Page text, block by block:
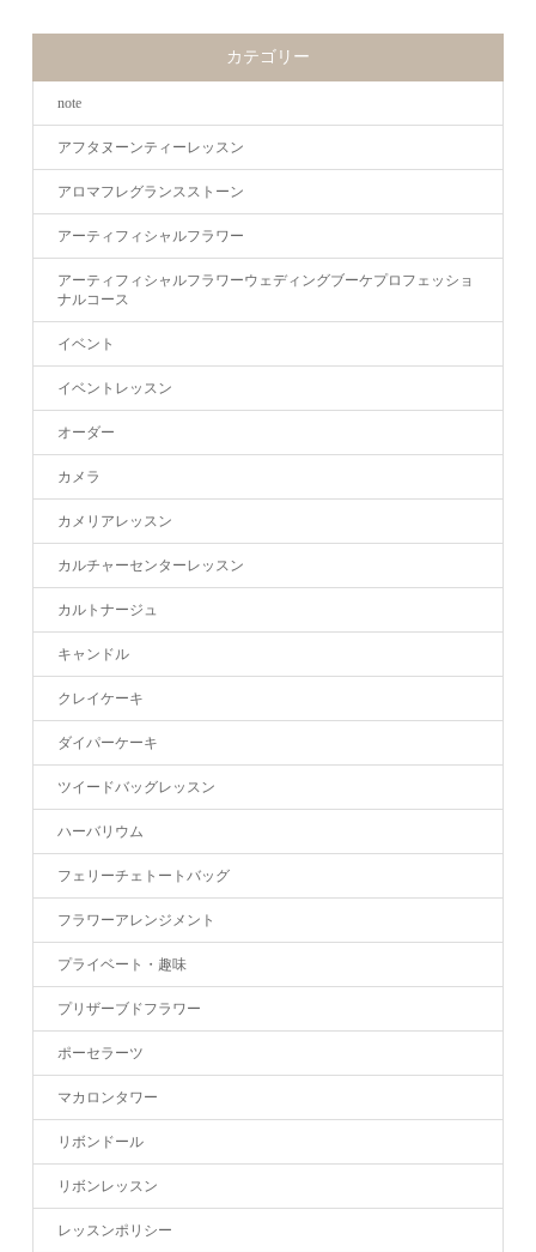
カテゴリー
note
アフタヌーンティーレッスン
アロマフレグランスストーン
アーティフィシャルフラワー
アーティフィシャルフラワーウェディングブーケプロフェッショ
ナルコース
イベント
イベントレッスン
オーダー
カメラ
カメリアレッスン
カルチャーセンターレッスン
カルトナージュ
キャンドル
クレイケーキ
ダイパーケーキ
ツイードバッグレッスン
ハーバリウム
フェリーチェトートバッグ
フラワーアレンジメント
プライベート・趣味
プリザーブドフラワー
ポーセラーツ
マカロンタワー
リボンドール
リボンレッスン
レッスンポリシー